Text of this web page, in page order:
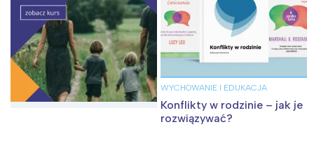
WYCHOWANIE I EDUKACJA
Konflikty w rodzinie – jak je
rozwiązywać?